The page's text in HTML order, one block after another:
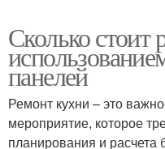
Сколько стоит
панелей
Ремонт кухни – это
мероприятие, которое
планирования и